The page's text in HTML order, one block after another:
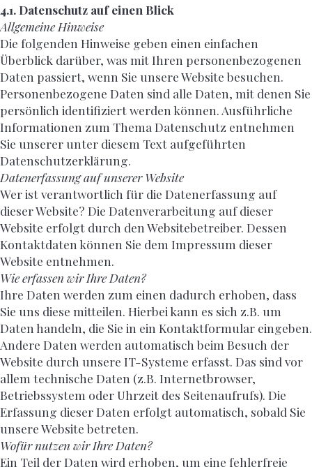
4.1. Datenschutz auf einen Blick
Allgemeine Hinweise
Die folgenden Hinweise geben einen einfachen
Überblick darüber, was mit Ihren personenbezogenen
Daten passiert, wenn Sie unsere Website besuchen.
Personenbezogene Daten sind alle Daten, mit denen Sie
persönlich identifiziert werden können. Ausführliche
Informationen zum Thema Datenschutz entnehmen
Sie unserer unter diesem Text aufgeführten
Datenschutzerklärung.
Datenerfassung auf unserer Website
Wer ist verantwortlich für die Datenerfassung auf
dieser Website? Die Datenverarbeitung auf dieser
Website erfolgt durch den Websitebetreiber. Dessen
Kontaktdaten können Sie dem Impressum dieser
Website entnehmen.
Wie erfassen wir Ihre Daten?
Ihre Daten werden zum einen dadurch erhoben, dass
Sie uns diese mitteilen. Hierbei kann es sich z.B. um
Daten handeln, die Sie in ein Kontaktformular eingeben.
Andere Daten werden automatisch beim Besuch der
Website durch unsere IT-Systeme erfasst. Das sind vor
allem technische Daten (z.B. Internetbrowser,
Betriebssystem oder Uhrzeit des Seitenaufrufs). Die
Erfassung dieser Daten erfolgt automatisch, sobald Sie
unsere Website betreten.
Wofür nutzen wir Ihre Daten?
Ein Teil der Daten wird erhoben, um eine fehlerfreie